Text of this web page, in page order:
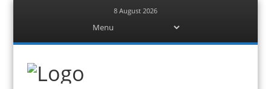
8 August 2026
content
Berita Bekasi